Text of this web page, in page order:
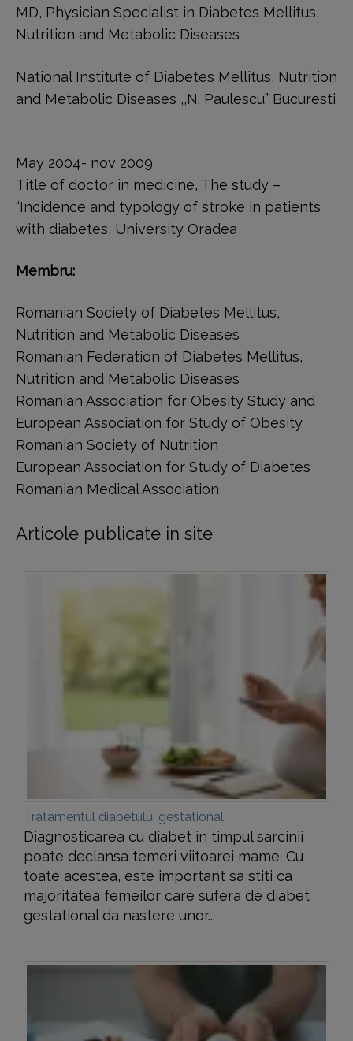
MD, Physician Specialist in Diabetes Mellitus,
Nutrition and Metabolic Diseases
National Institute of Diabetes Mellitus, Nutrition
and Metabolic Diseases ,,N. Paulescu” Bucuresti
May 2004- nov 2009
Title of doctor in medicine, The study –
“Incidence and typology of stroke in patients
with diabetes, University Oradea
Membru:
Romanian Society of Diabetes Mellitus,
Nutrition and Metabolic Diseases
Romanian Federation of Diabetes Mellitus,
Nutrition and Metabolic Diseases
Romanian Association for Obesity Study and
European Association for Study of Obesity
Romanian Society of Nutrition
European Association for Study of Diabetes
Romanian Medical Association
Articole publicate in site
Tratamentul diabetului gestational
Diagnosticarea cu diabet in timpul sarcinii
poate declansa temeri viitoarei mame. Cu
toate acestea, este important sa stiti ca
majoritatea femeilor care sufera de diabet
gestational da nastere unor...